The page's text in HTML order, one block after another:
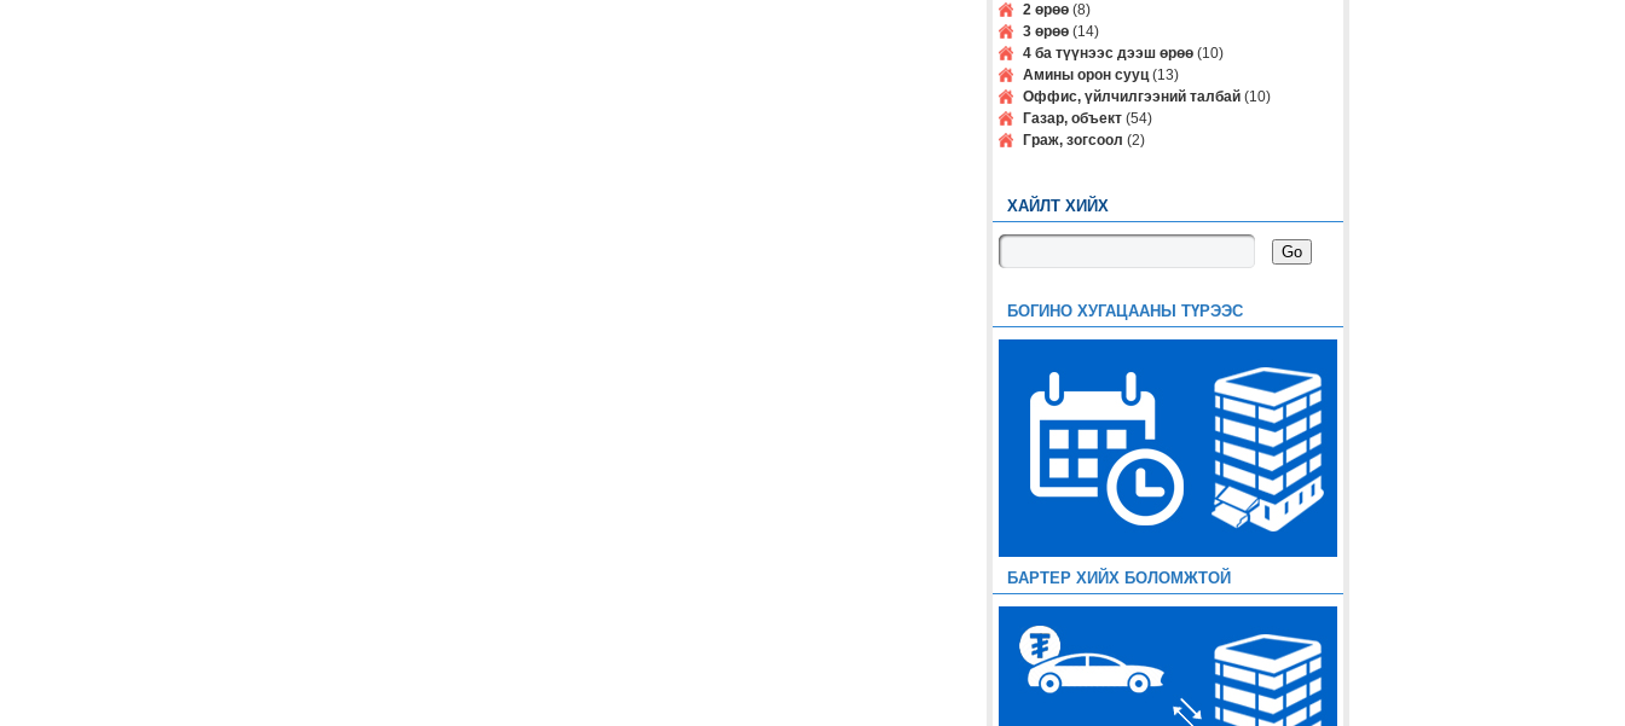
2 өрөө(8)
3 өрөө(14)
4 ба түүнээс дээш өрөө(10)
Амины орон сууц(13)
Оффис, үйлчилгээний талбай(10)
Газар, объект(54)
Граж, зогсоол (2)
ХАЙЛТ ХИЙХ
БОГИНО ХУГАЦААНЫ ТҮРЭЭС
БАРТЕР ХИЙХ БОЛОМЖТОЙ